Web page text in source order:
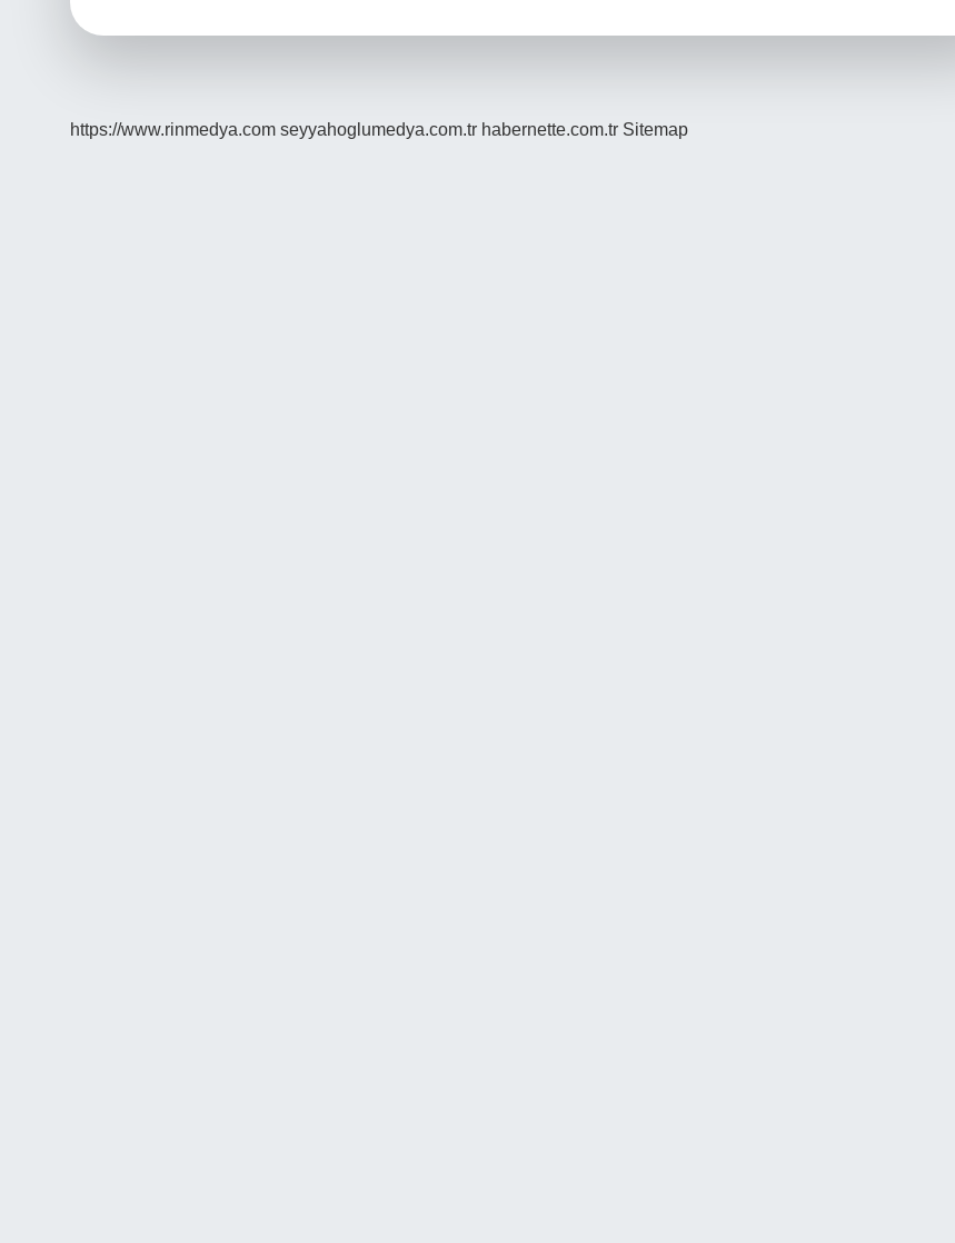
https://www.rinmedya.com seyyahoglumedya.com.tr habernette.com.tr Sitemap